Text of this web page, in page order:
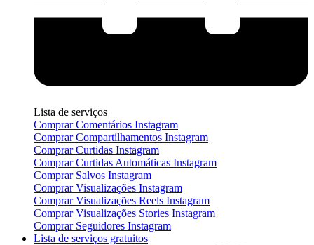
Lista de serviços
Comprar Comentários Instagram
Comprar Compartilhamentos Instagram
Comprar Curtidas Instagram
Comprar Curtidas Automáticas Instagram
Comprar Salvos Instagram
Comprar Visualizações Instagram
Comprar Visualizações Reels Instagram
Comprar Visualizações Stories Instagram
Comprar Seguidores Instagram
Lista de serviços gratuitos